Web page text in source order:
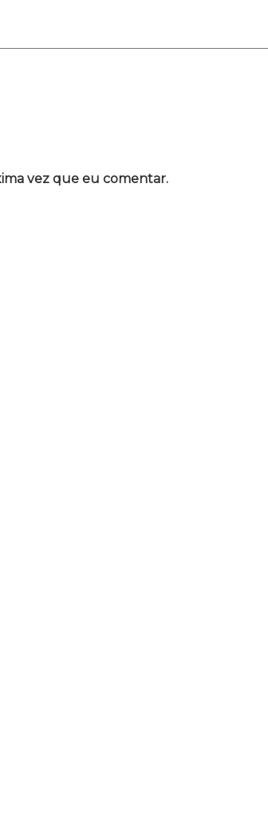
vez que eu comentar.